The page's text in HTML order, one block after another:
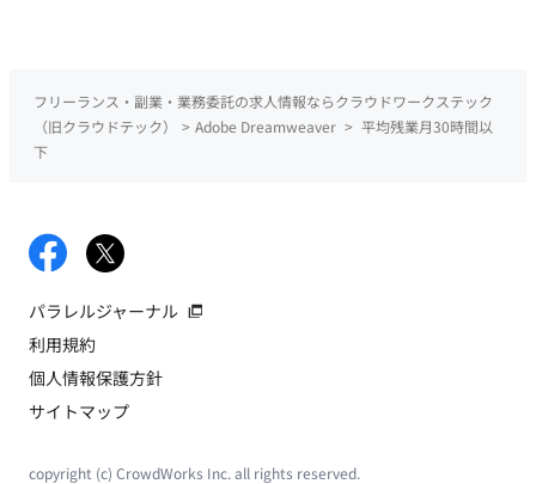
フリーランス・副業・業務委託の求人情報ならクラウドワークステック
（旧クラウドテック）
> Adobe Dreamweaver > 平均残業月30時間以
下
パラレルジャーナル
利用規約
個人情報保護方針
サイトマップ
copyright (c) CrowdWorks Inc. all rights reserved.